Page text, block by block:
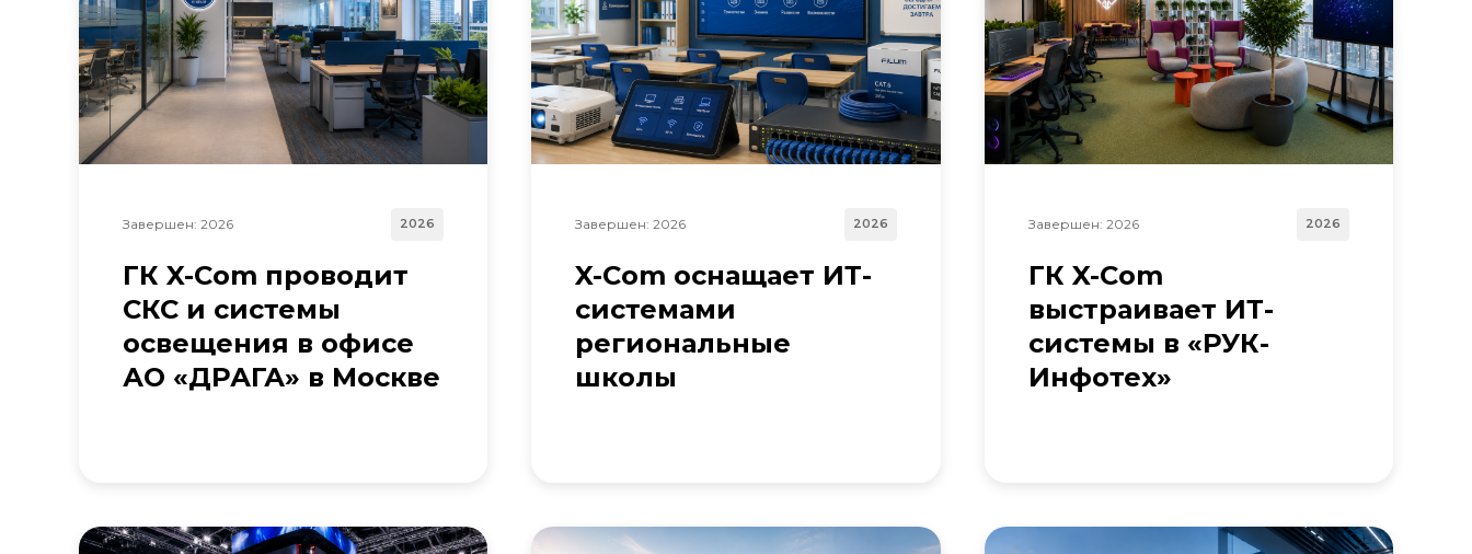
Завершен: 2026 2026
ГК X-Com проводит
СКС и системы
освещения в офисе
АО «ДРАГА» в Москве
Завершен: 2026 2026
X-Com оснащает ИТ-
системами
региональные
школы
Завершен: 2026 2026
ГК X-Com
выстраивает ИТ-
системы в «РУК-
Инфотех»